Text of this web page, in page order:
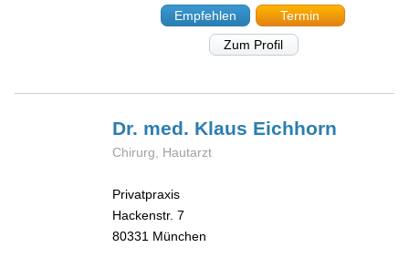
Empfehlen
Termin
Zum Profil
Dr. med. Klaus Eichhorn
Chirurg, Hautarzt
Privatpraxis
Hackenstr. 7
80331 München